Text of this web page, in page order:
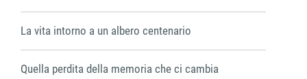
La vita intorno a un albero centenario
Quella perdita della memoria che ci cambia